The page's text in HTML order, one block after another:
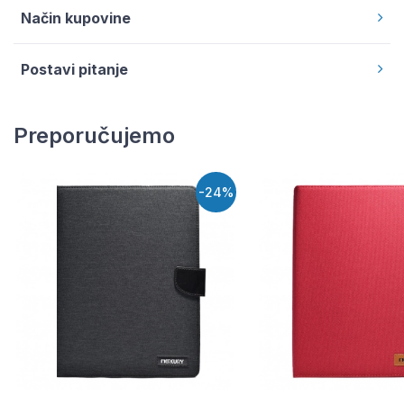
Način kupovine
Postavi pitanje
Preporučujemo
-24%